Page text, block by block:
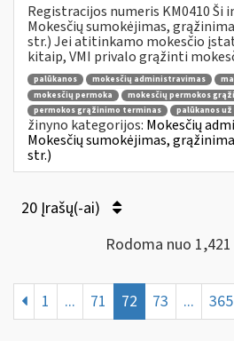
Registracijos numeris KM0410 Ši
Mokesčių sumokėjimas,
str.) Jei atitinkamo mokesčio
kitaip, VMI privalo grąžinti
palūkanos mokesčių administravimas
mokesčių permoka
mokesčių permokos
permokos grąžinimo terminas
palūkanos
žinyno kategorijos: Mokesčių
Mokesčių sumokėjimas,
str.)
20 Įrašų(-ai)
Rodoma nuo
1 ... 71 72 73 ... 365